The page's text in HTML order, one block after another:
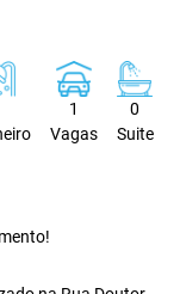
1
Vagas
0
Suite